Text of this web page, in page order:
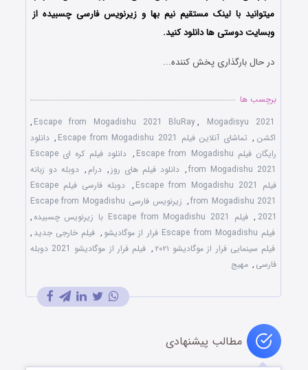
میتوانید با لینک مستقیم نیم بها و زیرنویس فارسی چسبیده از
وبسایت دوستی ها دانلود کنید.
در حال بارگذاری پخش کننده...
برچسب ها
Escape from Mogadishu 2021 BluRay, Mogadisyu 2021
,
اکشن , تماشای آنلاین فیلم Escape from Mogadishu 2021 , دانلود
رایگان فیلم Escape from Mogadishu
,
دانلود فیلم کره ای Escape
from Mogadishu 2021
, دانلود فیلم های روز , درام , دوبله دو زبانه
فیلم Escape from Mogadishu 2021
,
دوبله فارسی فیلم Escape
from Mogadishu 2021
,
زیرنویس فارسی Escape from Mogadishu
2021
, فیلم Escape from Mogadishu 2021 با زیرنویس چسبیده
,
فیلم Escape from Mogadishu فرار از موگادیشو
, فیلم خارجی جدید ,
فیلم سینمایی فرار از موگادیشو ۲۰۲۱
,
فیلم فرار از موگادیشو 2021 دوبله
فارسی , مهیج
مطالب پیشنهادی